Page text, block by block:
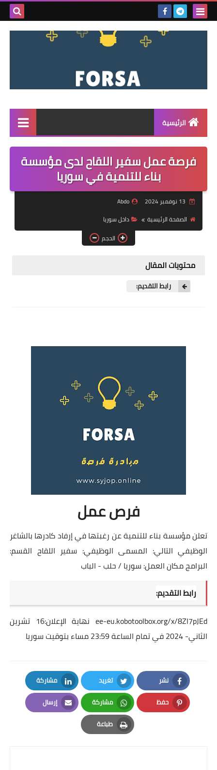
بحث
الرئيسية
القائمة
مناقصات
فرص عمل داخل سوريا
فرص عمل في العراق
فرص عمل في اليمن
فرصة عمل سفير اللقاح لدى مؤسسة
بناء للتنمية في سوريا
Abdo
الصفحة الرئيسية
داخل سوريا
الحجم
محتويات المقال
رابط التقديم:
فرص عمل
تعلن مؤسسة بناء للتنمية عن رغبتها في إرفاد كادرها بالشاغر
الوظيفي التالي: المسمى الوظيفي: سفير اللقاح القسم:
البرامج مكان العمل: سوريا / حلب - الباب
رابط التقديم:
ee-eu.kobotoolbox.org/x/8ZI7pJEd
نهاية الإعلان:16 تشرين
الثاني- 2024 في تمام الساعة 23:59 مساء بتوقيت سوريا
نشر
Facebook
تغريد
Twitter
مشاركة
LinkedIn
حفظ
Pinterest
مشاركة
Whatsapp
إرسال
Email
طباعة
Print